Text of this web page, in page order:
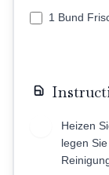
1 Bund
Heizen
legen